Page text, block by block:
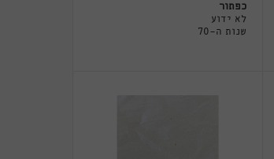
כפתור
לא ידוע
שנות ה-70